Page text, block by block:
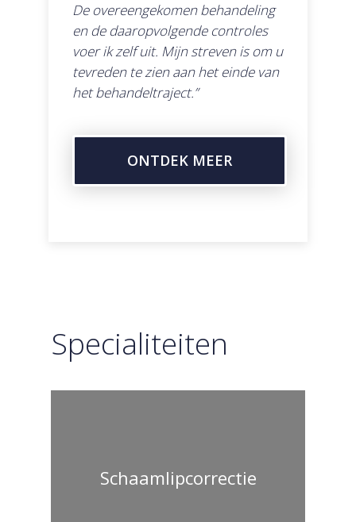
De overeengekomen behandeling
en de daaropvolgende controles
voer ik zelf uit. Mijn streven is om u
tevreden te zien aan het einde van
het behandeltraject.”
ONTDEK MEER
Specialiteiten
Schaamlipcorrectie
Borstcorrectie bij
Buikwandcorrectie
Borstverkleining